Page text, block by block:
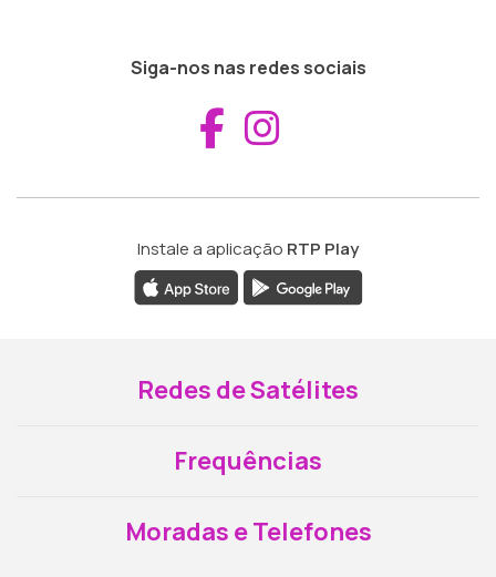
Siga-nos nas redes sociais
Aceder ao
Instale a aplicação RTP Play
Redes de Satélites
Frequências
Moradas e Telefones